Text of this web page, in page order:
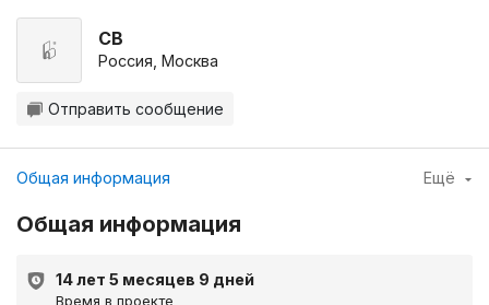
СВ
Россия, Москва
Отправить сообщение
Общая информация Ещё
Общая информация
14 лет 5 месяцев 9 дней
Время в проекте